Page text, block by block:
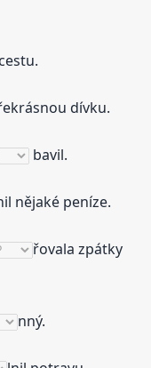
dívku.
bavil.
nějaké peníze.
řovala zpátky
nný.